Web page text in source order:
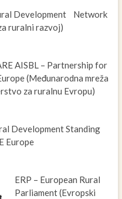
Development Network
ruralni razvoj)
AISBL – Partnership for
(Međunarodna mreža
za ruralnu Evropu)
Development Standing
Europe
ERP – European Rural
Parliament (Evropski